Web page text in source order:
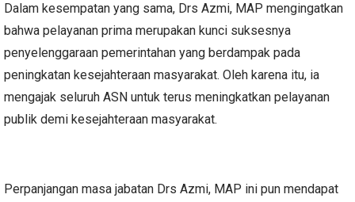
Dalam kesempatan yang sama, Drs Azmi, MAP mengingatkan
bahwa pelayanan prima merupakan kunci suksesnya
penyelenggaraan pemerintahan yang berdampak pada
peningkatan kesejahteraan masyarakat. Oleh karena itu, ia
mengajak seluruh ASN untuk terus meningkatkan pelayanan
publik demi kesejahteraan masyarakat.
Perpanjangan masa jabatan Drs Azmi, MAP ini pun mendapat